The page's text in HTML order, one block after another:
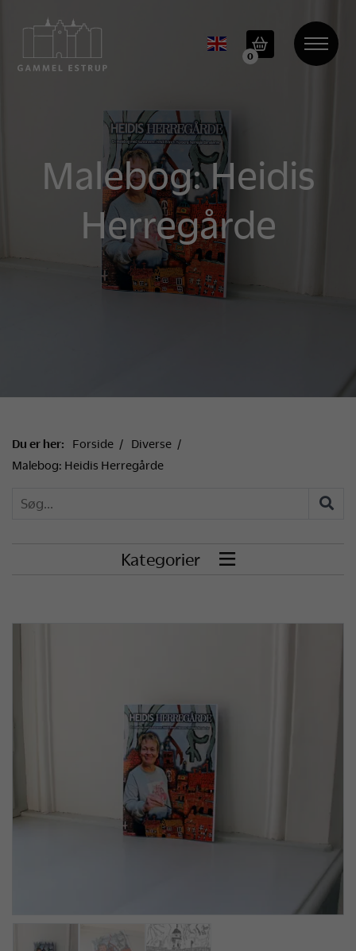
0
Malebog: Heidis
Herregårde
Du er her: Forside
Diverse
Malebog: Heidis Herregårde
Kategorier 